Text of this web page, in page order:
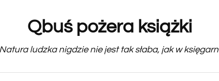
Qbuś pożera książki
ludzka nigdzie nie jest tak słaba, jak w